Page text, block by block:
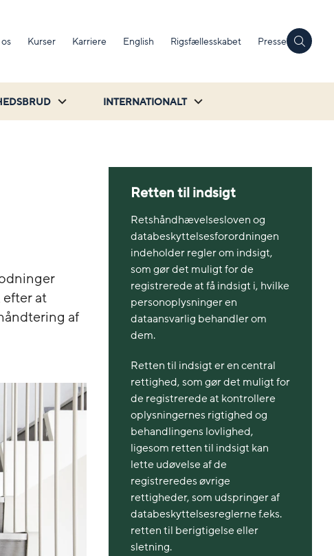
Kurser Karriere English Rigsfællesskabet Presse
INTERNATIONALT
at
af
Retten til indsigt
Retshåndhævelsesloven og
databeskyttelsesforordningen
indeholder regler om indsigt,
som gør det muligt for de
registrerede at få indsigt i, hvilke
personoplysninger en
dataansvarlig behandler om
dem.
Retten til indsigt er en central
rettighed, som gør det muligt for
de registrerede at kontrollere
oplysningernes rigtighed og
behandlingens lovlighed,
ligesom retten til indsigt kan
lette udøvelse af de
registreredes øvrige
rettigheder, som udspringer af
databeskyttelsesreglerne f.eks.
retten til berigtigelse eller
sletning.